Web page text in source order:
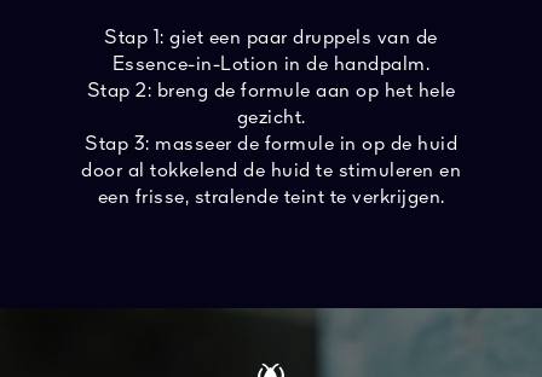
Stap 1: giet een paar druppels van de
Essence-in-Lotion in de handpalm.
Stap 2: breng de formule aan op het hele
gezicht.
Stap 3: masseer de formule in op de huid
door al tokkelend de huid te stimuleren en
een frisse, stralende teint te verkrijgen.